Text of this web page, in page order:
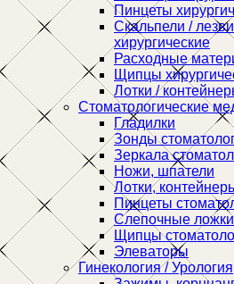
Пинцеты
Скальпели /
хирургические
Расходные
Щипцы
Лотки /
Стоматологические
Гладилки
Зонды
Зеркала
Ножи, шпатели
Лотки,
Пинцеты
Слепочные ложки
Щипцы
Элеваторы
Гинекология / Урология